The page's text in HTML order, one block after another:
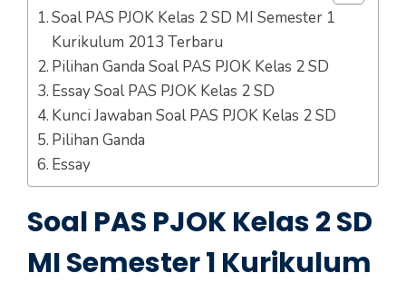
Soal PAS PJOK Kelas 2 SD MI Semester 1
Kurikulum 2013 Terbaru
Pilihan Ganda Soal PAS PJOK Kelas 2 SD
Essay Soal PAS PJOK Kelas 2 SD
Kunci Jawaban Soal PAS PJOK Kelas 2 SD
Pilihan Ganda
Essay
Soal PAS PJOK Kelas 2 SD
MI Semester 1 Kurikulum